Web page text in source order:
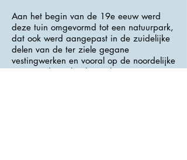
Aan het begin van de 19e eeuw werd
deze tuin omgevormd tot een natuurpark,
dat ook werd aangepast in de zuidelijke
delen van de ter ziele gegane
vestingwerken en vooral op de noordelijke
voorgrond van het kasteel, waar